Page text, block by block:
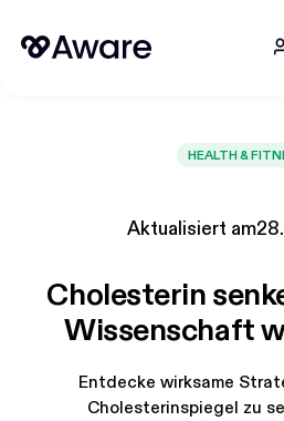
HEALTH &
Aktualisiert am
Cholesterin
Wissenschaft
Entdecke wirksame
Cholesterinspiegel zu